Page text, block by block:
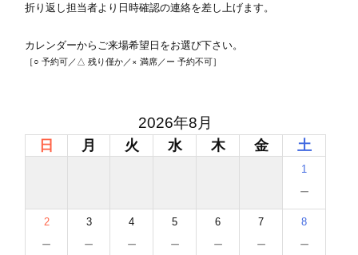
折り返し担当者より日時確認の連絡を差し上げます。
カレンダーからご来場希望日をお選び下さい。
［○ 予約可／△ 残り僅か／× 満席／ー 予約不可］
2026年8月
日 月 火 水 木 金 土
1
－
2
－
3
－
4
－
5
－
6
－
7
－
8
－